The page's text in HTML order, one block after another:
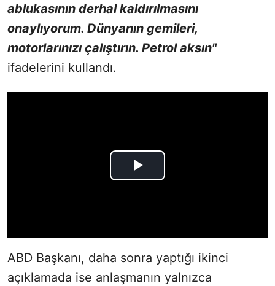
ablukasının derhal kaldırılmasını
onaylıyorum. Dünyanın gemileri,
motorlarınızı çalıştırın. Petrol aksın"
ifadelerini kullandı.
ABD Başkanı, daha sonra yaptığı ikinci
açıklamada ise anlaşmanın yalnızca